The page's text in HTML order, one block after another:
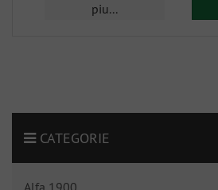
piu...
CATEGORIE
Alfa 1900